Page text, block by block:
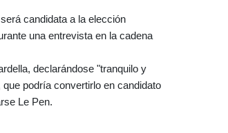
candidata a la elección
una entrevista en la cadena
declarándose "tranquilo y
podría convertirlo en candidato
Le Pen.